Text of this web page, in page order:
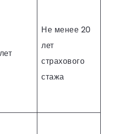
Не менее 20
лет
страхового
стажа